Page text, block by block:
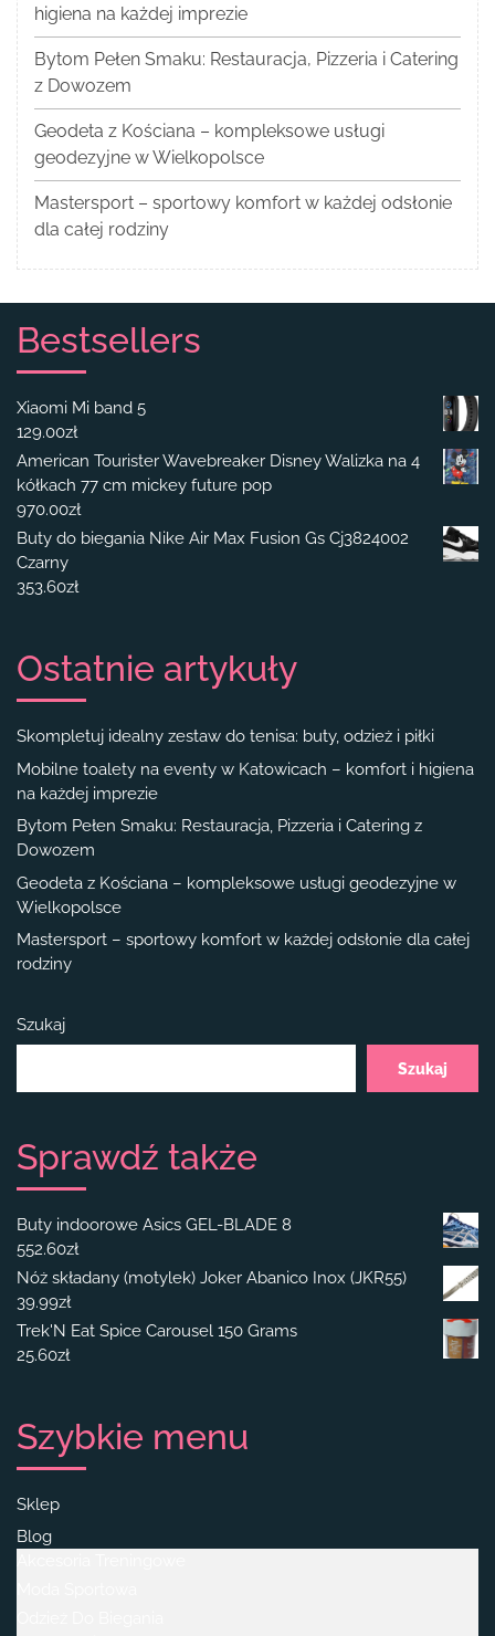
higiena na każdej imprezie
Bytom Pełen Smaku: Restauracja, Pizzeria i Catering
z Dowozem
Geodeta z Kościana – kompleksowe usługi
geodezyjne w Wielkopolsce
Mastersport – sportowy komfort w każdej odsłonie
dla całej rodziny
Bestsellers
Xiaomi Mi band 5
129.00zł
American Tourister Wavebreaker Disney Walizka na 4
kółkach 77 cm mickey future pop
970.00zł
Buty do biegania Nike Air Max Fusion Gs Cj3824002
Czarny
353.60zł
Ostatnie artykuły
Skompletuj idealny zestaw do tenisa: buty, odzież i piłki
Mobilne toalety na eventy w Katowicach – komfort i higiena
na każdej imprezie
Bytom Pełen Smaku: Restauracja, Pizzeria i Catering z
Dowozem
Geodeta z Kościana – kompleksowe usługi geodezyjne w
Wielkopolsce
Mastersport – sportowy komfort w każdej odsłonie dla całej
rodziny
Szukaj
Szukaj
Sprawdź także
Buty indoorowe Asics GEL-BLADE 8
552.60zł
Nóż składany (motylek) Joker Abanico Inox (JKR55)
39.99zł
Trek'N Eat Spice Carousel 150 Grams
25.60zł
Szybkie menu
Sklep
Blog